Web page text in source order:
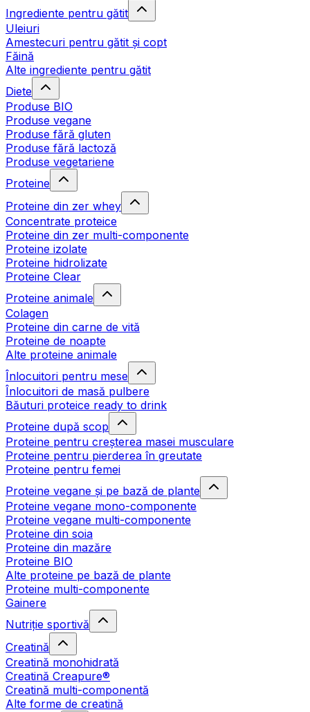
Ingrediente pentru gătit
Uleiuri
Amestecuri pentru gătit și copt
Făină
Alte ingrediente pentru gătit
Diete
Produse BIO
Produse vegane
Produse fără gluten
Produse fără lactoză
Produse vegetariene
Proteine
Proteine din zer whey
Concentrate proteice
Proteine din zer multi-componente
Proteine izolate
Proteine hidrolizate
Proteine Clear
Proteine animale
Colagen
Proteine din carne de vită
Proteine de noapte
Alte proteine animale
Înlocuitori pentru mese
Înlocuitori de masă pulbere
Băuturi proteice ready to drink
Proteine după scop
Proteine pentru creșterea masei musculare
Proteine pentru pierderea în greutate
Proteine pentru femei
Proteine vegane și pe bază de plante
Proteine vegane mono-componente
Proteine vegane multi-componente
Proteine din soia
Proteine din mazăre
Proteine BIO
Alte proteine pe bază de plante
Proteine multi-componente
Gainere
Nutriție sportivă
Creatină
Creatină monohidrată
Creatină Creapure®
Creatină multi-componentă
Alte forme de creatină